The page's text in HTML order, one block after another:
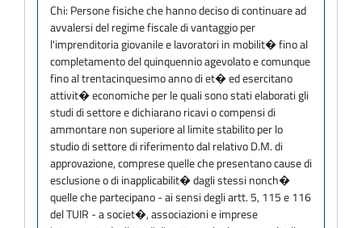
Chi: Persone fisiche che hanno deciso di continuare ad
avvalersi del regime fiscale di vantaggio per
l'imprenditoria giovanile e lavoratori in mobilit� fino al
completamento del quinquennio agevolato e comunque
fino al trentacinquesimo anno di et� ed esercitano
attivit� economiche per le quali sono stati elaborati gli
studi di settore e dichiarano ricavi o compensi di
ammontare non superiore al limite stabilito per lo
studio di settore di riferimento dal relativo D.M. di
approvazione, comprese quelle che presentano cause di
esclusione o di inapplicabilit� dagli stessi nonch�
quelle che partecipano - ai sensi degli artt. 5, 115 e 116
del TUIR - a societ�, associazioni e imprese